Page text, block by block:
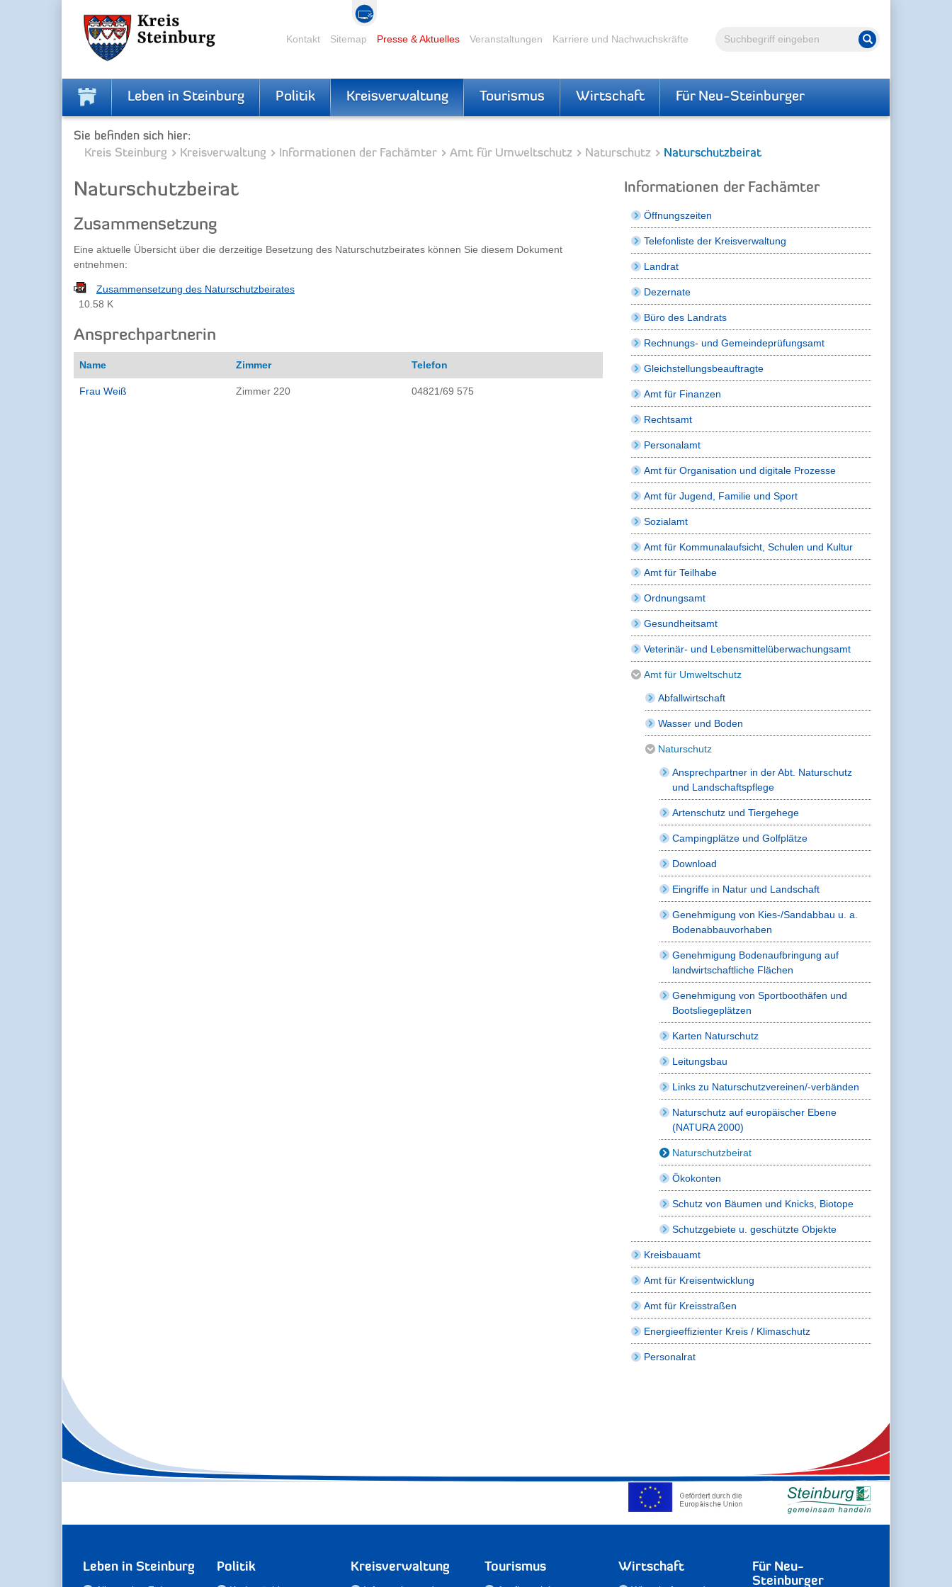
Volltextsuche Suche starten
Kontakt Sitemap Presse & Aktuelles Veranstaltungen Karriere und Nachwuchskräfte
Leben in Steinburg Politik Kreisverwaltung Tourismus Wirtschaft Für Neu-Steinburger
Sie befinden sich hier:
Kreis Steinburg
Kreisverwaltung Informationen der Fachämter Amt für Umweltschutz Naturschutz Naturschutzbeirat
Naturschutzbeirat
Zusammensetzung
Eine aktuelle Übersicht über die derzeitige Besetzung des Naturschutzbeirates können Sie diesem Dokument
entnehmen:
Zusammensetzung des Naturschutzbeirates
10.58 K
Ansprechpartnerin
Name Zimmer Telefon
Frau Weiß Zimmer 220 04821/69 575
Informationen der Fachämter
Öffnungszeiten
Telefonliste der Kreisverwaltung
Landrat
Dezernate
Büro des Landrats
Rechnungs- und Gemeindeprüfungsamt
Gleichstellungsbeauftragte
Amt für Finanzen
Rechtsamt
Personalamt
Amt für Organisation und digitale Prozesse
Amt für Jugend, Familie und Sport
Sozialamt
Amt für Kommunalaufsicht, Schulen und Kultur
Amt für Teilhabe
Ordnungsamt
Gesundheitsamt
Veterinär- und Lebensmittelüberwachungsamt
Amt für Umweltschutz
Abfallwirtschaft
Wasser und Boden
Naturschutz
Ansprechpartner in der Abt. Naturschutz
und Landschaftspflege
Artenschutz und Tiergehege
Campingplätze und Golfplätze
Download
Eingriffe in Natur und Landschaft
Genehmigung von Kies-/Sandabbau u. a.
Bodenabbauvorhaben
Genehmigung Bodenaufbringung auf
landwirtschaftliche Flächen
Genehmigung von Sportboothäfen und
Bootsliegeplätzen
Karten Naturschutz
Leitungsbau
Links zu Naturschutzvereinen/-verbänden
Naturschutz auf europäischer Ebene
(NATURA 2000)
Naturschutzbeirat
Ökokonten
Schutz von Bäumen und Knicks, Biotope
Schutzgebiete u. geschützte Objekte
Kreisbauamt
Amt für Kreisentwicklung
Amt für Kreisstraßen
Energieeffizienter Kreis / Klimaschutz
Personalrat
Leben in Steinburg Politik Kreisverwaltung Tourismus Wirtschaft
Für Neu-
Steinburger